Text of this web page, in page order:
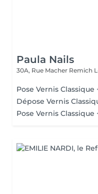
Paula Nails
30A, Rue Macher Remich
Pose Vernis Classique
Dépose Vernis
Pose Vernis Classique